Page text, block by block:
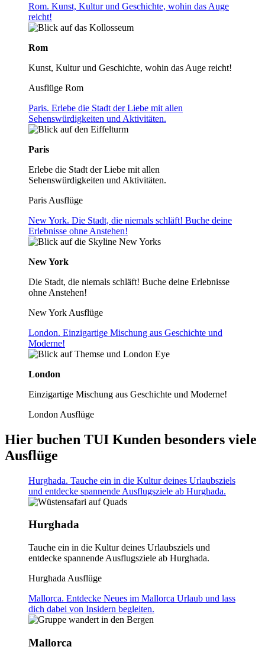
Rom. Kunst, Kultur und Geschichte, wohin das Auge
reicht!
Rom
Kunst, Kultur und Geschichte, wohin das Auge reicht!
Ausflüge Rom
Paris. Erlebe die Stadt der Liebe mit allen
Sehenswürdigkeiten und Aktivitäten.
Paris
Erlebe die Stadt der Liebe mit allen
Sehenswürdigkeiten und Aktivitäten.
Paris Ausflüge
New York. Die Stadt, die niemals schläft! Buche deine
Erlebnisse ohne Anstehen!
New York
Die Stadt, die niemals schläft! Buche deine Erlebnisse
ohne Anstehen!
New York Ausflüge
London. Einzigartige Mischung aus Geschichte und
Moderne!
London
Einzigartige Mischung aus Geschichte und Moderne!
London Ausflüge
Hier buchen TUI Kunden besonders viele
Ausflüge
Hurghada. Tauche ein in die Kultur deines Urlaubsziels
und entdecke spannende Ausflugsziele ab Hurghada.
Hurghada
Tauche ein in die Kultur deines Urlaubsziels und
entdecke spannende Ausflugsziele ab Hurghada.
Hurghada Ausflüge
Mallorca. Entdecke Neues im Mallorca Urlaub und lass
dich dabei von Insidern begleiten.
Mallorca